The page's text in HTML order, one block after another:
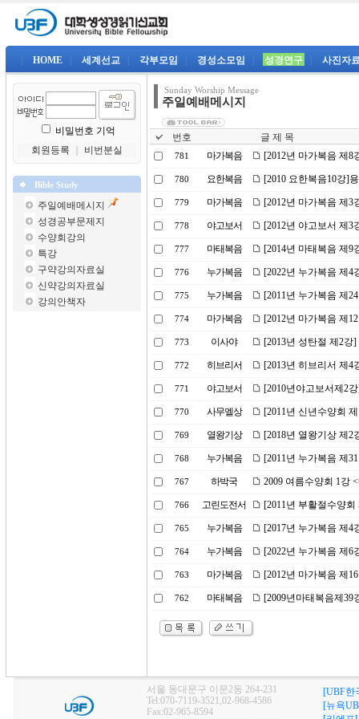
HOME 세계선교 각부모임 경성소모임 성경연구 사진자
비밀번호 기억
회원등록
비번분실
Bible Study
주일예배메시지
성경공부문제지
수양회강의
특강
구약강의자료실
신약강의자료실
강의안책자
Sunday Worship Message
주일예배메시지
번호 글 제 목
781 마가복음 [2012년 마가복음 제8
780 요한복음 [2010 요한복음10강]
779 마가복음 [2012년 마가복음 제3
778 야고보서 [2012년 야고보서 제3
777 마태복음 [2014년 마태복음 제9
776 누가복음 [2022년 누가복음 제4
775 누가복음 [2011년 누가복음 제
774 마가복음 [2012년 마가복음 제
773 이사야 [2013년 성탄절 제2강
772 히브리서 [2013년 히브리서 제4
771 야고보서 [2010년야고보서제2
770 사무엘상 [2011년 신년수양회
769 열왕기상 [2018년 열왕기상 제2
768 누가복음 [2011년 누가복음 제
767 하박국 2009 여름수양회 1강
766 고린도전서 [2011년 부활절수양
765 누가복음 [2017년 누가복음 제4
764 누가복음 [2022년 누가복음 제
763 마가복음 [2012년 마가복음 제
762 마태복음 [2009년마태복음제39
서울 동대문구 이문2동 264-231
Tel:070-7119-3521,02-968-4586
Fax:02-965-8594
[UBF한
[뉴욕